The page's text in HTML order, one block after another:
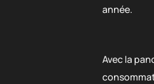
année.
Avec la